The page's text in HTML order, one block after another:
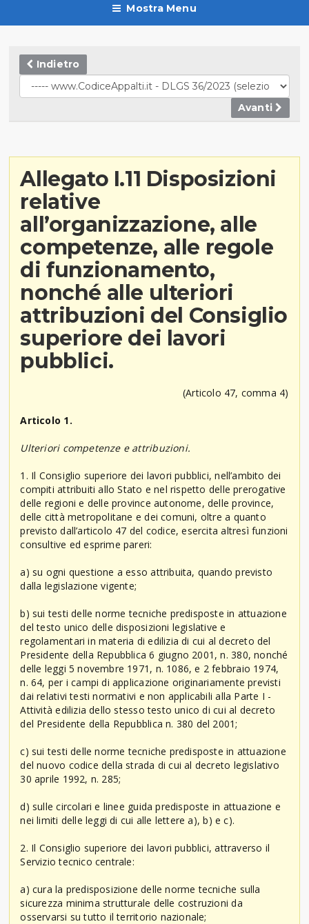
Mostra Menu
Indietro
Avanti
Allegato I.11 Disposizioni
relative
all’organizzazione, alle
competenze, alle regole
di funzionamento,
nonché alle ulteriori
attribuzioni del Consiglio
superiore dei lavori
pubblici.
(Articolo 47, comma 4)
Articolo 1.
Ulteriori competenze e attribuzioni.
1. Il Consiglio superiore dei lavori pubblici, nell’ambito dei
compiti attribuiti allo Stato e nel rispetto delle prerogative
delle regioni e delle province autonome, delle province,
delle città metropolitane e dei comuni, oltre a quanto
previsto dall’articolo 47 del codice, esercita altresì funzioni
consultive ed esprime pareri:
a) su ogni questione a esso attribuita, quando previsto
dalla legislazione vigente;
b) sui testi delle norme tecniche predisposte in attuazione
del testo unico delle disposizioni legislative e
regolamentari in materia di edilizia di cui al decreto del
Presidente della Repubblica 6 giugno 2001, n. 380, nonché
delle leggi 5 novembre 1971, n. 1086, e 2 febbraio 1974,
n. 64, per i campi di applicazione originariamente previsti
dai relativi testi normativi e non applicabili alla Parte I -
Attività edilizia dello stesso testo unico di cui al decreto
del Presidente della Repubblica n. 380 del 2001;
c) sui testi delle norme tecniche predisposte in attuazione
del nuovo codice della strada di cui al decreto legislativo
30 aprile 1992, n. 285;
d) sulle circolari e linee guida predisposte in attuazione e
nei limiti delle leggi di cui alle lettere a), b) e c).
2. Il Consiglio superiore dei lavori pubblici, attraverso il
Servizio tecnico centrale:
a) cura la predisposizione delle norme tecniche sulla
sicurezza minima strutturale delle costruzioni da
osservarsi su tutto il territorio nazionale;